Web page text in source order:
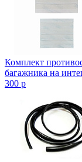
Комплект
багажника на
300 p